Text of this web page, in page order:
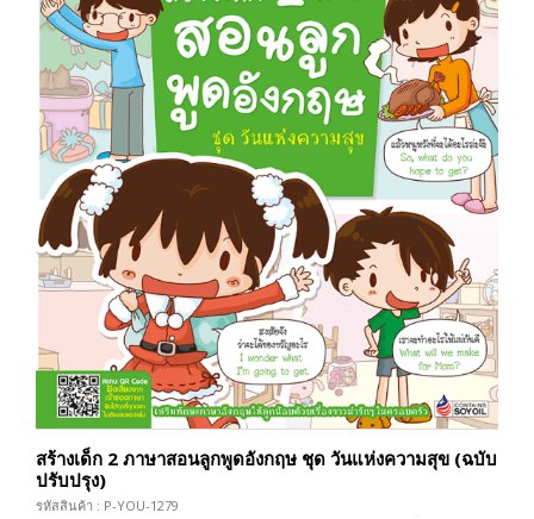
สร้างเด็ก 2 ภาษาสอนลูกพูดอังกฤษ ชุด วันแห่งความสุข (ฉบับ
ปรับปรุง)
รหัสสินค้า : P-YOU-1279